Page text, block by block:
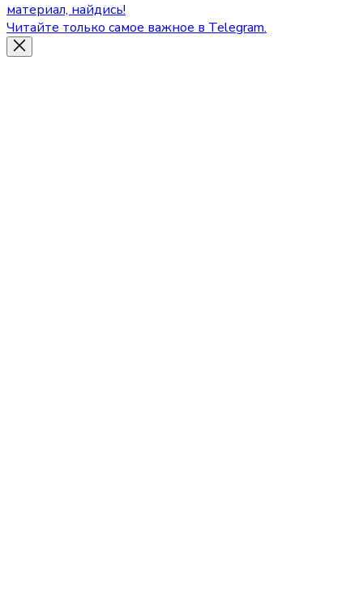
материал, найдись!
Читайте только самое важное в Telegram.